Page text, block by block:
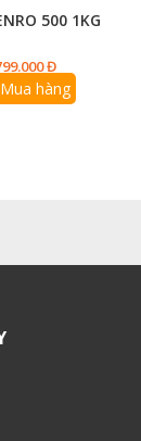
500 1KG
Đ
Mua hàng